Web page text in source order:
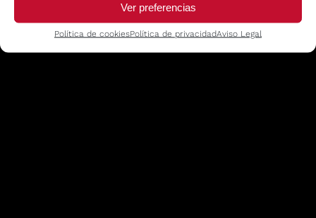
Ver preferencias
Política de cookiesPolítica de privacidadAviso Legal